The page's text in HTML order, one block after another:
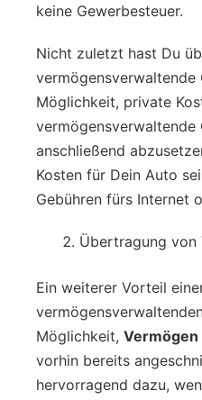
keine Gewerbesteuer.
Nicht zuletzt hast Du
vermögensverwaltende
Möglichkeit, private
vermögensverwaltende
anschließend
Kosten für Dein Auto
Gebühren fürs Internet
Übertragung von
Ein weiterer Vorteil
Möglichkeit,
vorhin bereits
hervorragend dazu,